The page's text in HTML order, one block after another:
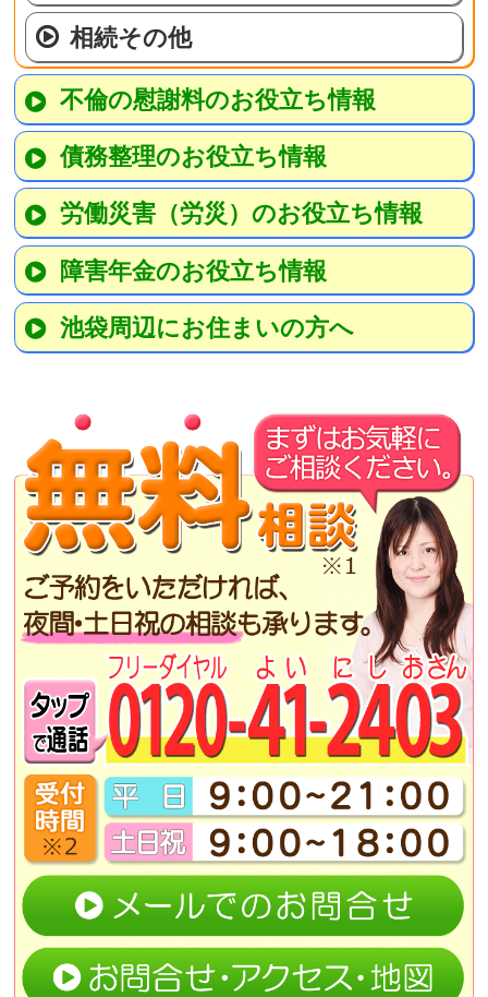
相続その他
不倫の慰謝料のお役立ち情報
債務整理のお役立ち情報
労働災害（労災）のお役立ち情報
障害年金のお役立ち情報
池袋周辺にお住まいの方へ